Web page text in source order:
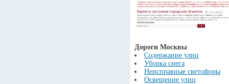
Дороги Москвы
Содержание улиц
Уборка снега
Неисправные светофоры
Освещение улиц